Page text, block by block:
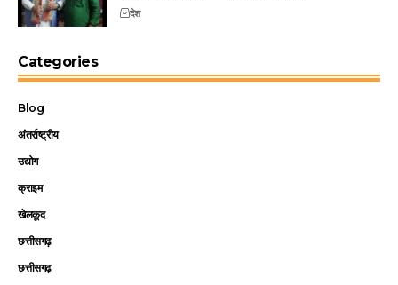
देश
Categories
Blog
अंतर्राष्ट्रीय
उद्योग
क्राइम
खेलकूद
छत्तीसगढ़
छत्तीसगढ़